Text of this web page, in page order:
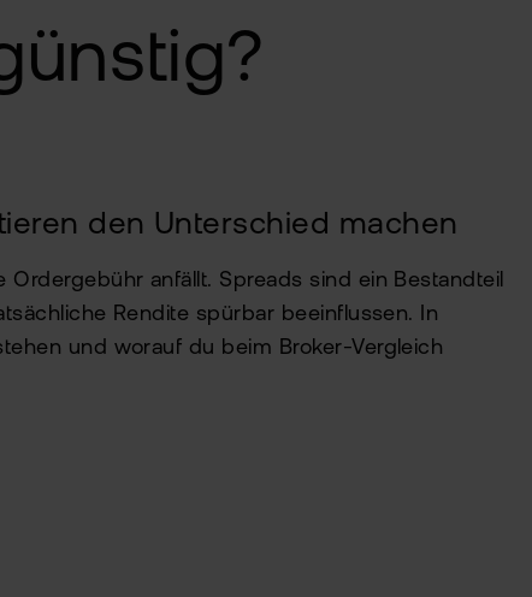
den Unterschied machen
anfällt. Spreads sind ein Bestandteil
Rendite spürbar beeinflussen. In
und worauf du beim Broker-Vergleich